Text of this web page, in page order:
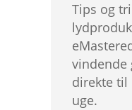
Tips og
vindende
direkte til
uge.